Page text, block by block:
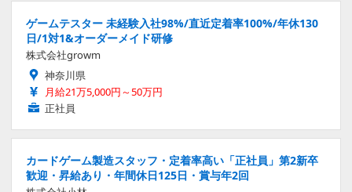
ゲームテスター 未経験入社98%/直近定着率100%/年休130
日/1対1&オーダーメイド研修
株式会社growm
神奈川県
月給21万5,000円～50万円
正社員
カードゲーム製造スタッフ・定着率高い「正社員」第2新卒
歓迎・昇給あり・年間休日125日・賞与年2回